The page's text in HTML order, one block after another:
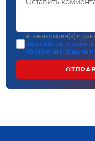
Я ознакомлен(а) и даю
персональных данных
обработки и защиты